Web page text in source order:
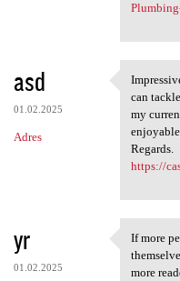
asd
01.02.2025
Adres
can
my
Regards.
https://
yr
01.02.2025
If more
If more
more